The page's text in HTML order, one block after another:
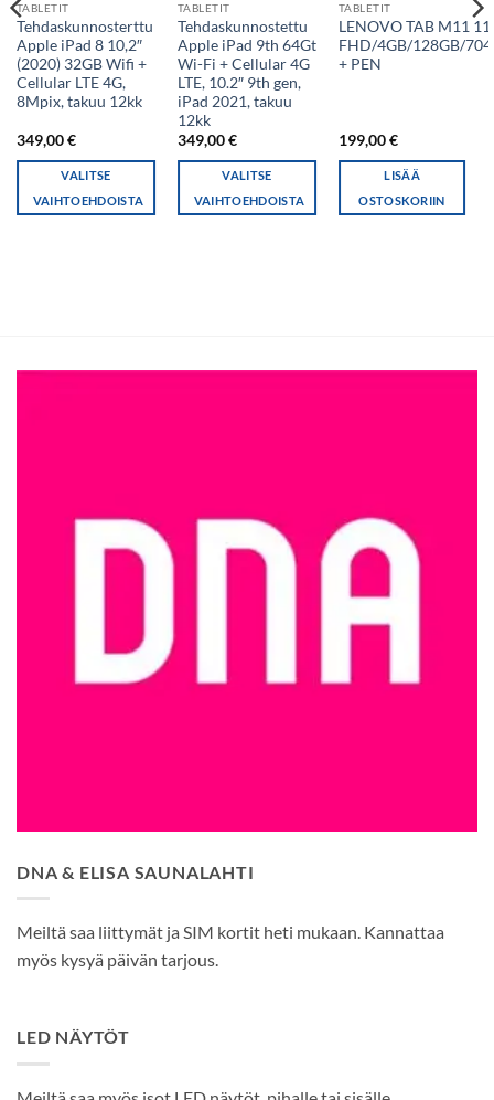
TABLETIT
Tehdaskunnosterttu
Apple iPad 8 10,2″
(2020) 32GB Wifi +
Cellular LTE 4G,
8Mpix, takuu 12kk
349,00€
VALITSE
VAIHTOEHDOISTA
TABLETIT
Tehdaskunnostettu
Apple iPad 9th 64Gt
Wi-Fi + Cellular 4G
LTE, 10.2″ 9th gen,
iPad 2021, takuu
12kk
349,00€
VALITSE
VAIHTOEHDOISTA
TABLETIT
LENOVO TAB M11
FHD/4GB/128GB/
+ PEN
199,00€
LISÄÄ
OSTOSKORIIN
DNA & ELISA SAUNALAHTI
Meiltä saa liittymät ja SIM kortit heti mukaan. Kannattaa
myös kysyä päivän tarjous.
LED NÄYTÖT